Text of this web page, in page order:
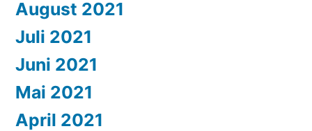
August 2021
Juli 2021
Juni 2021
Mai 2021
April 2021